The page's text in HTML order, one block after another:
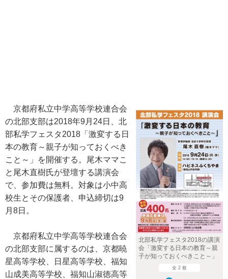
北部私学フェスタ2018の講演
会「激変する日本の教育～親
子が知っておくべきこと～」
全 2 枚
京都府私立中学高等学校連合会
の北部支部は2018年9月24日、北
部私学フェスタ2018「激変する日
本の教育～親子が知っておくべき
こと～」を開催する。尾木ママこ
と尾木直樹氏が登壇する講演会
で、参加費は無料。対象は小中高
校生とその保護者、申込締切は9
月8日。
京都府私立中学高等学校連合会
の北部支部に属するのは、京都暁
星高等学校、日星高等学校、福知
山成美高等学校、福知山淑徳高等